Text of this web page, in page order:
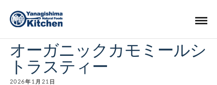
オーガニックカモミールシ
トラスティー
2026年1月21日